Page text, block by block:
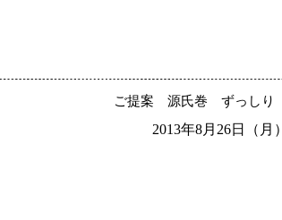
ご提案 源氏巻 ずっしり
2013年8月26日（月）